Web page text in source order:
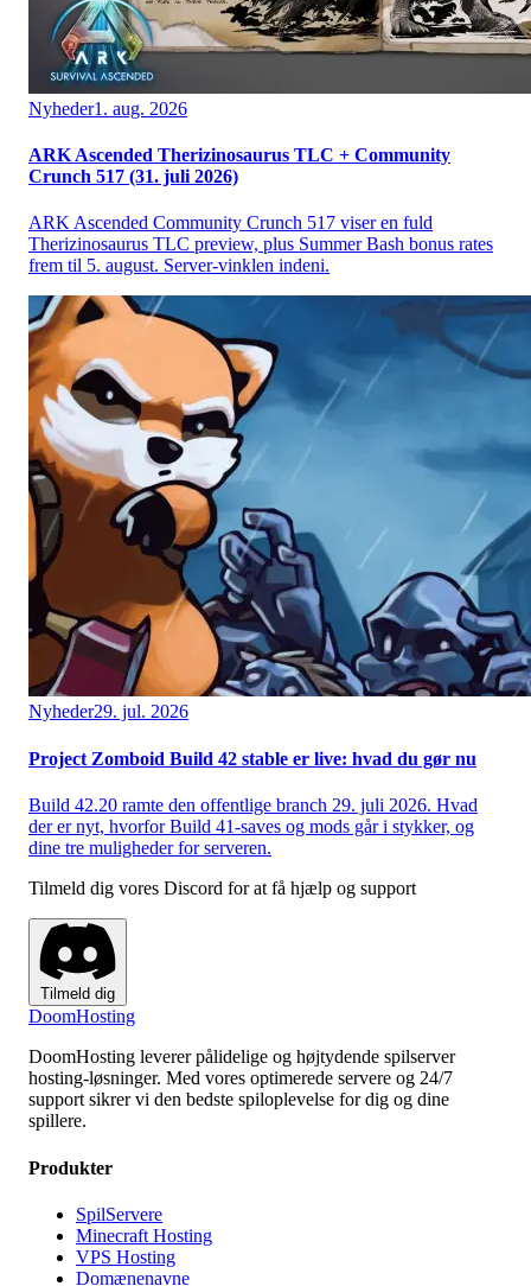
Nyheder1. aug. 2026
ARK Ascended Therizinosaurus TLC + Community
Crunch 517 (31. juli 2026)
ARK Ascended Community Crunch 517 viser en fuld
Therizinosaurus TLC preview, plus Summer Bash bonus rates
frem til 5. august. Server-vinklen indeni.
Nyheder29. jul. 2026
Project Zomboid Build 42 stable er live: hvad du gør nu
Build 42.20 ramte den offentlige branch 29. juli 2026. Hvad
der er nyt, hvorfor Build 41-saves og mods går i stykker, og
dine tre muligheder for serveren.
Tilmeld dig vores Discord for at få hjælp og support
Tilmeld dig
DoomHosting
DoomHosting leverer pålidelige og højtydende spilserver
hosting-løsninger. Med vores optimerede servere og 24/7
support sikrer vi den bedste spiloplevelse for dig og dine
spillere.
Produkter
SpilServere
Minecraft Hosting
VPS Hosting
Domænenavne